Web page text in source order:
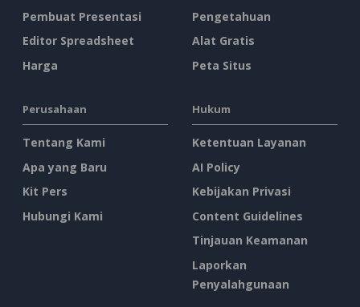
Pembuat Presentasi
Editor Spreadsheet
Harga
Pengetahuan
Alat Gratis
Peta Situs
Perusahaan
Tentang Kami
Apa yang Baru
Kit Pers
Hubungi Kami
Hukum
Ketentuan Layanan
AI Policy
Kebijakan Privasi
Content Guidelines
Tinjauan Keamanan
Laporkan
Penyalahgunaan